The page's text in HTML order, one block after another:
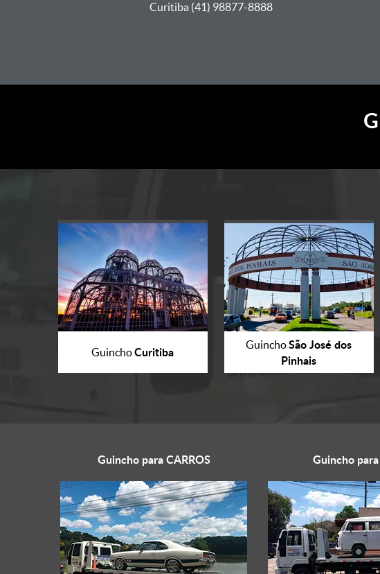
Curitiba (41) 98877-8888
GuinchoCuritiba GuinchoSão José dos
Pinhais
Guincho paraCARROS Guincho para